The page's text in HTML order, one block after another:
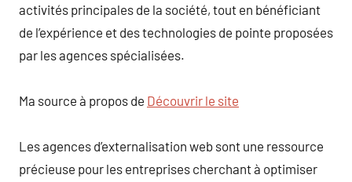
activités principales de la société, tout en bénéficiant
de l’expérience et des technologies de pointe proposées
par les agences spécialisées.
Ma source à propos de Découvrir le site
Les agences d’externalisation web sont une ressource
précieuse pour les entreprises cherchant à optimiser